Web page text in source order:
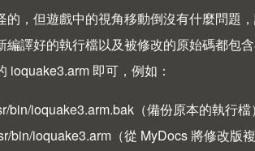
，但遊戲中的視角移動倒沒有什麼問題
譯好的執行檔以及被修改的原始碼都包
ioquake3.arm 即可，例如：
ioquake3.arm.bak（備份原本的執行檔）
bin/ioquake3.arm（從 MyDocs 將修改版複